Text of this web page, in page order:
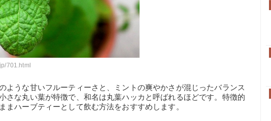
701.html
ような甘いフルーティーさと、ミントの爽やかさが混じったバランス
さな丸い葉が特徴で、和名は丸葉ハッカと呼ばれるほどです。特徴的
まハーブティーとして飲む方法をおすすめします。